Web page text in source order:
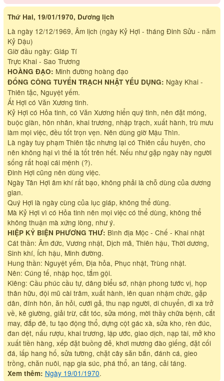
Thứ Hai, 19/01/1970, Dương lịch
Là ngày 12/12/1969, Âm lịch (ngày Kỷ Hợi - tháng Đinh Sửu - năm
Kỷ Dậu)
Giờ đầu ngày: Giáp Tí
Trực Khai - Sao Trương
HOÀNG ĐẠO: Minh đường hoàng đạo
ĐỔNG CÔNG TUYỂN TRẠCH NHẬT YẾU DỤNG: Ngày Khai -
Thiên tặc, Nguyệt yếm.
Ất Hợi có Văn Xương tinh.
Kỷ Hợi có Hỏa tinh, có Văn Xương hiển quý tinh, nên đặt móng,
buộc giàn, hôn nhân, khai trương, nhập trạch, xuất hành, trù mưu
làm mọi việc, đều tốt trọn vẹn. Nên dùng giờ Mậu Thìn.
Là ngày tuy phạm Thiên tặc nhưng lại có Thiên cẩu huyên, cho
nên không hại vì thế là tốt trên hết. Nếu như gặp ngày này người
sống rất hoại cái mệnh (?).
Đinh Hợi cũng nên dùng việc.
Ngày Tân Hợi âm khí rất bạo, không phải là chỗ dùng của dương
gian.
Quý Hợi là ngày cùng của lục giáp, không thể dùng.
Mà Kỷ Hợi vì có Hỏa tinh nên mọi việc có thể dùng, không thể
không thuận mà xứng lòng, như ý.
HIỆP KỶ BIỆN PHƯƠNG THƯ: Bình địa Mộc - Chế - Khai nhật
Cát thần: Âm đức, Vương nhật, Dịch mã, Thiên hậu, Thời dương,
Sinh khí, Ích hậu, Minh đường.
Hung thần: Nguyệt yếm, Địa hỏa, Phục nhật, Trùng nhật.
Nên: Cúng tế, nhập học, tắm gội.
Kiêng: Cầu phúc cầu tự, dâng biểu sớ, nhận phong tước vị, họp
thân hữu, đội mũ cài trâm, xuất hành, lên quan nhậm chức, gặp
dân, đính hôn, ăn hỏi, cưới gả, thu nạp người, di chuyển, đi xa trở
về, kê giường, giải trừ, cắt tóc, sửa móng, mời thầy chữa bệnh, cắt
may, đắp đê, tu tạo động thổ, dựng cột gác xà, sửa kho, rèn đúc,
đan dệt, nấu rượu, khai trương, lập ước, giao dịch, nạp tài, mở kho
xuất tiền hàng, xếp đặt buồng đẻ, khơi mương đào giếng, đặt cối
đá, lấp hang hố, sửa tường, chặt cây săn bắn, đánh cá, gieo
trồng, chăn nuôi, nạp gia súc, phá thổ, an táng, cải táng.
Xem thêm: Ngày 19/01/1970.